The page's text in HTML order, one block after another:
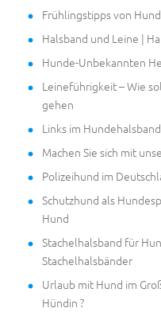
Frühlingstipps von
Halsband und Leine |
Hunde-Unbekannten
Leineführigkeit – Wie
gehen
Links im
Machen Sie sich mit
Polizeihund im
Schutzhund als
Hund
Stachelhalsband für
Stachelhalsbänder
Urlaub mit Hund im
Hündin ?